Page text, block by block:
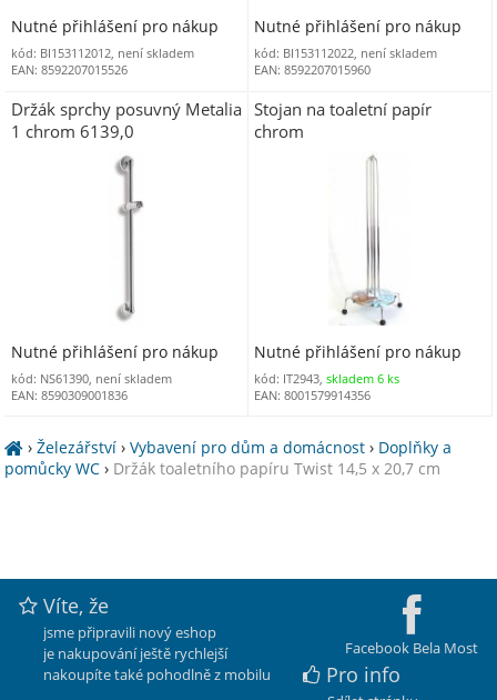
Nutné přihlášení pro nákup
kód: BI153112012, není skladem
EAN: 8592207015526
Nutné přihlášení pro nákup
kód: BI153112022, není skladem
EAN: 8592207015960
Držák sprchy posuvný Metalia
1 chrom 6139,0
Nutné přihlášení pro nákup
kód: NS61390, není skladem
EAN: 8590309001836
Stojan na toaletní papír
chrom
Nutné přihlášení pro nákup
kód: IT2943,skladem 6 ks
EAN: 8001579914356
›Železářství ›Vybavení pro dům a domácnost › Doplňky a
pomůcky WC › Držák toaletního papíru Twist 14,5 x 20,7 cm
Facebook Bela Most
Víte, že
jsme připravili nový eshop
je nakupování ještě rychlejší
nakoupíte také pohodlně z mobilu
Pro info